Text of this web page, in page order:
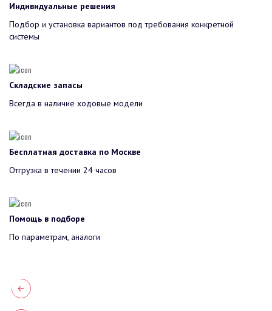
Индивидуальные решения
Подбор и установка вариантов под требования конкретной
системы
Складские запасы
Всегда в наличие ходовые модели
Бесплатная доставка по Москве
Отгрузка в течении 24 часов
Помощь в подборе
По параметрам, аналоги